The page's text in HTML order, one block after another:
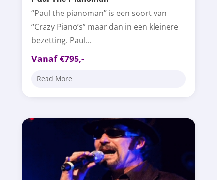
“Paul the pianoman” is een soort van
“Crazy Piano’s” maar dan in een kleinere
bezetting. Paul...
Vanaf €795,-
Read More